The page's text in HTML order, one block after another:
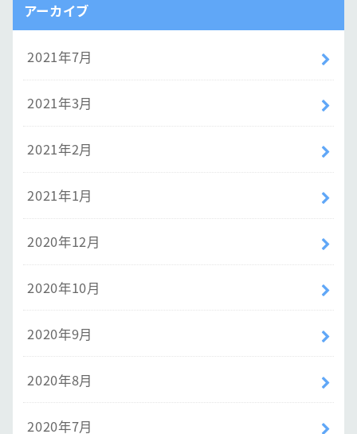
アーカイブ
2021年7月
2021年3月
2021年2月
2021年1月
2020年12月
2020年10月
2020年9月
2020年8月
2020年7月